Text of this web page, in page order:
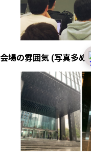
会場の雰囲気 (写真多め)